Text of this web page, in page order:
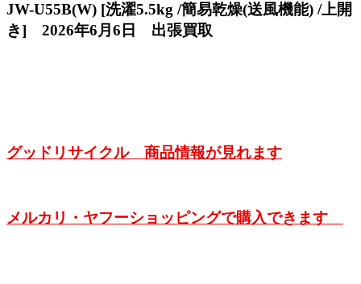
JW-U55B(W) [洗濯5.5kg /簡易乾燥(送風機能) /上開
き] 2026年6月6日 出張買取
グッドリサイクル 商品情報が見れます
メルカリ・ヤフーショッピングで購入できます